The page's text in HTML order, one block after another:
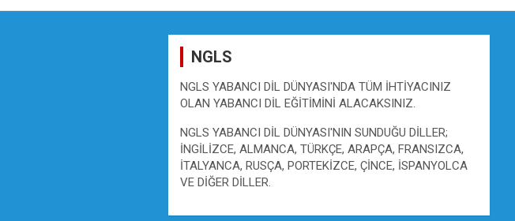
NGLS
NGLS YABANCI DİL DÜNYASI'NDA TÜM İHTİYACINIZ
OLAN YABANCI DİL EĞİTİMİNİ ALACAKSINIZ.
NGLS YABANCI DİL DÜNYASI'NIN SUNDUĞU DİLLER;
İNGİLİZCE, ALMANCA, TÜRKÇE, ARAPÇA, FRANSIZCA,
İTALYANCA, RUSÇA, PORTEKİZCE, ÇİNCE, İSPANYOLCA
VE DİĞER DİLLER.